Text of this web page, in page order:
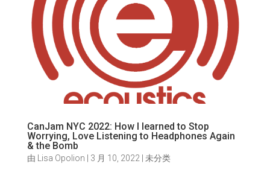
CanJam NYC 2022: How I learned to Stop
Worrying, Love Listening to Headphones Again
& the Bomb
由 Lisa Opolion 3 月 10, 2022 未分类